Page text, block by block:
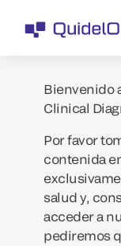
Bienvenido
Clinical
Por favor
contenida
salud y,
acceder a
pediremos